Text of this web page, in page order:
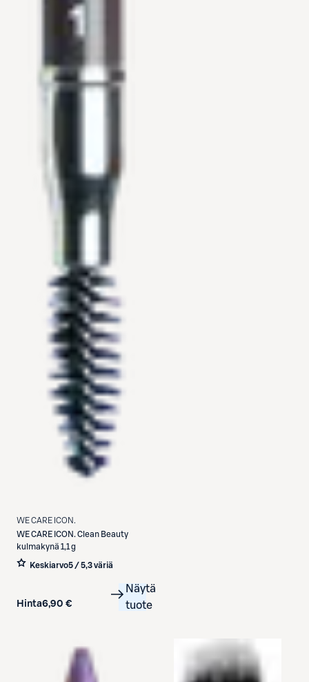
WE CARE ICON.
WE CARE ICON. Clean Beauty
kulmakynä 1,1 g
Keskiarvo5 / 5,3 väriä
Hinta6,90 €
Näytä
tuote